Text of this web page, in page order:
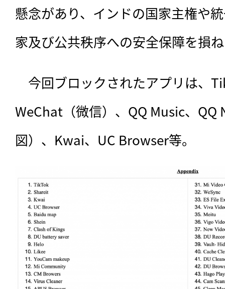
懸念があり、インドの国家主権や
家及び公共秩序への安全保障を損
今回ブロックされたアプリは、
WeChat（微信）、QQ Music、
図）、Kwai、UC Browser等。